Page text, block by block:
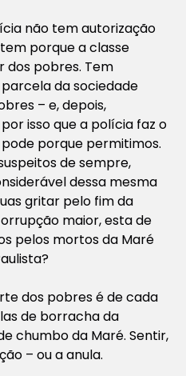
não tem autorização
porque a classe
dos pobres. Tem
da sociedade
– e, depois,
isso que a polícia faz o
porque permitimos.
de sempre,
dessa mesma
gritar pelo fim da
maior, esta de
pelos mortos da Maré
dos pobres é de cada
de borracha da
chumbo da Maré. Sentir,
– ou a anula.